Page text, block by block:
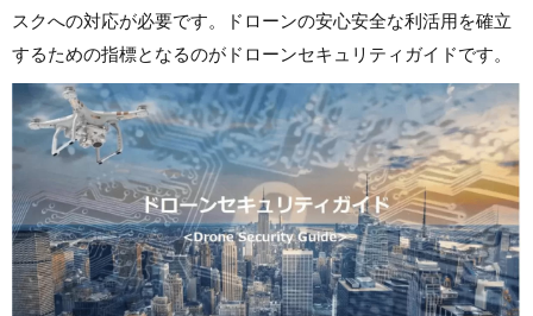
スクへの対応が必要です。ドローンの安心安全な利活用を確立
するための指標となるのがドローンセキュリティガイドです。